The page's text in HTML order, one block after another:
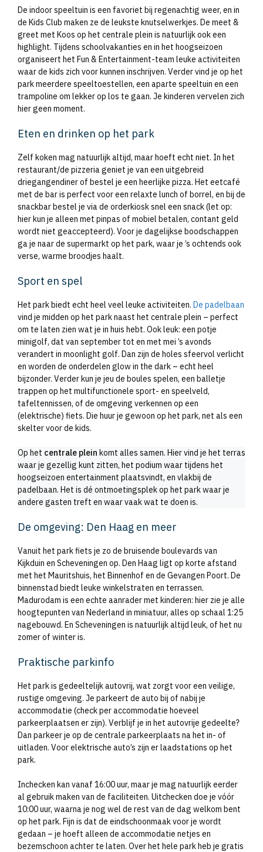
De indoor speeltuin is een favoriet bij regenachtig weer, en in
de Kids Club maken ze de leukste knutselwerkjes. De meet &
greet met Koos op het centrale plein is natuurlijk ook een
highlight. Tijdens schoolvakanties en in het hoogseizoen
organiseert het Fun & Entertainment-team leuke activiteiten
waar de kids zich voor kunnen inschrijven. Verder vind je op het
park meerdere speeltoestellen, een aparte speeltuin en een
trampoline om lekker op los te gaan. Je kinderen vervelen zich
hier geen moment.
Eten en drinken op het park
Zelf koken mag natuurlijk altijd, maar hoeft echt niet. In het
restaurant/de pizzeria geniet je van een uitgebreid
driegangendiner of bestel je een heerlijke pizza. Het eetcafé
met de bar is perfect voor een relaxte lunch of borrel, en bij de
snackbar bestel je via de orderkiosk snel een snack (let op:
hier kun je alleen met pinpas of mobiel betalen, contant geld
wordt niet geaccepteerd). Voor je dagelijkse boodschappen
ga je naar de supermarkt op het park, waar je ’s ochtends ook
verse, warme broodjes haalt.
Sport en spel
Het park biedt echt heel veel leuke activiteiten. De padelbaan
vind je midden op het park naast het centrale plein – perfect
om te laten zien wat je in huis hebt. Ook leuk: een potje
minigolf, dat van september tot en met mei ’s avonds
verandert in moonlight golf. Dan zijn de holes sfeervol verlicht
en worden de onderdelen glow in the dark – echt heel
bijzonder. Verder kun je jeu de boules spelen, een balletje
trappen op het multifunctionele sport- en speelveld,
tafeltennissen, of de omgeving verkennen op een
(elektrische) fiets. Die huur je gewoon op het park, net als een
skelter voor de kids.
Op het centrale plein komt alles samen. Hier vind je het terras
waar je gezellig kunt zitten, het podium waar tijdens het
hoogseizoen entertainment plaatsvindt, en vlakbij de
padelbaan. Het is dé ontmoetingsplek op het park waar je
andere gasten treft en waar vaak wat te doen is.
De omgeving: Den Haag en meer
Vanuit het park fiets je zo de bruisende boulevards van
Kijkduin en Scheveningen op. Den Haag ligt op korte afstand
met het Mauritshuis, het Binnenhof en de Gevangen Poort. De
binnenstad biedt leuke winkelstraten en terrassen.
Madurodam is een echte aanrader met kinderen: hier zie je alle
hoogtepunten van Nederland in miniatuur, alles op schaal 1:25
nagebouwd. En Scheveningen is natuurlijk altijd leuk, of het nu
zomer of winter is.
Praktische parkinfo
Het park is gedeeltelijk autovrij, wat zorgt voor een veilige,
rustige omgeving. Je parkeert de auto bij of nabij je
accommodatie (check per accommodatie hoeveel
parkeerplaatsen er zijn). Verblijf je in het autovrije gedeelte?
Dan parkeer je op de centrale parkeerplaats na het in- of
uitladen. Voor elektrische auto’s zijn er laadstations op het
park.
Inchecken kan vanaf 16:00 uur, maar je mag natuurlijk eerder
al gebruik maken van de faciliteiten. Uitchecken doe je vóór
10:00 uur, waarna je nog wel de rest van de dag welkom bent
op het park. Fijn is dat de eindschoonmaak voor je wordt
gedaan – je hoeft alleen de accommodatie netjes en
bezemschoon achter te laten. Over het hele park heb je gratis